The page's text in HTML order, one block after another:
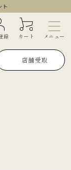
ト
録 カート メニュー
店舗受取